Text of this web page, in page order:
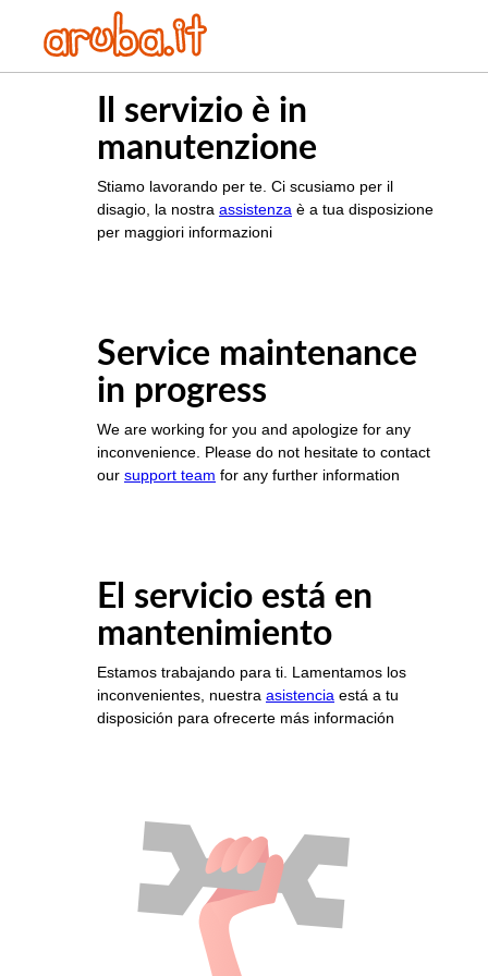
Il servizio è in
manutenzione
Stiamo lavorando per te. Ci scusiamo per il
disagio, la nostra assistenza è a tua disposizione
per maggiori informazioni
Service maintenance
in progress
We are working for you and apologize for any
inconvenience. Please do not hesitate to contact
our support team for any further information
El servicio está en
mantenimiento
Estamos trabajando para ti. Lamentamos los
inconvenientes, nuestra asistencia está a tu
disposición para ofrecerte más información